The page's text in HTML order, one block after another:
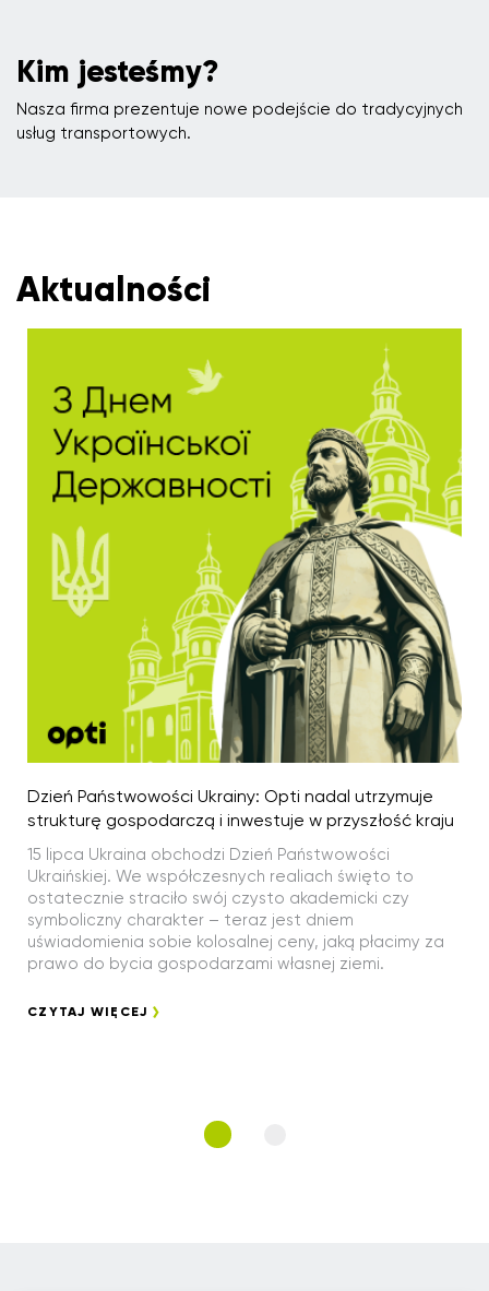
Kim jesteśmy?
Nasza firma prezentuje nowe podejście do tradycyjnych
usług transportowych.
Aktualności
Dzień Państwowości Ukrainy: Opti nadal utrzymuje
strukturę gospodarczą i inwestuje w przyszłość kraju
15 lipca Ukraina obchodzi Dzień Państwowości
Ukraińskiej. We współczesnych realiach święto to
ostatecznie straciło swój czysto akademicki czy
symboliczny charakter – teraz jest dniem
uświadomienia sobie kolosalnej ceny, jaką płacimy za
prawo do bycia gospodarzami własnej ziemi.
CZYTAJ WIĘCEJ